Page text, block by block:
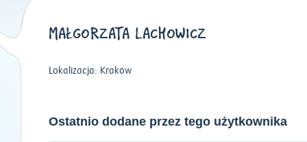
MAŁGORZATA LACHOWICZ
Lokalizacja: Kraków
Ostatnio dodane przez tego użytkownika